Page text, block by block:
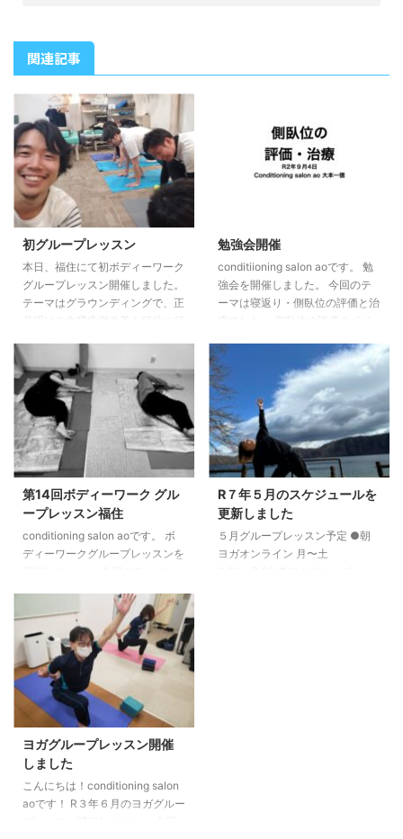
関連記事
初グループレッスン
本日、福住にて初ボディーワーク
グループレッスン開催しました。
テーマはグラウンディングで、正
月明けの内臓疲労改善を目的に行
で、だいぶ太ももに負荷をかけ
て、皆さんとてもいい表情でやっ
ていました。 指導している側が
一番楽しんでいた気がします。
次回開催は1月30日を予定してい
ます。 興味のある方は是非ご連
絡ください。 お問合せはこちら
０-４０４１-７５５５までお願い
します。
勉強会開催
conditiioning salon aoです。 勉
強会を開催しました。 今回のテ
ーマは寝返り・側臥位の評価と治
ことでの寝返りや歩行への動作の
影響など感じられたのではないか
と思います。 次回はR２年９月２
４日でテーマは座位・起き上がり
の評価と治療です。 興味のある
方はka18bigbook@yahoo.co.jp
までご連絡ください。
第14回ボディーワーク グル
ープレッスン福住
conditioning salon aoです。 ボ
ディーワークグループレッスンを
ら胸の動きを体感し、背骨の動き
を感じていきました。 次回は７
月２日です。 予約はこちら
R７年５月のスケジュールを
更新しました
５月グループレッスン予定 ●朝
ヨガオンライン 月〜土
ヨガグループレッスン開催
しました
こんにちは！conditioning salon
aoです！ R３年６月のヨガグルー